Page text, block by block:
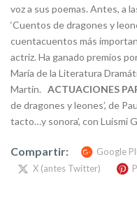
voz a sus poemas. Antes, a
‘Cuentos de dragones y
cuentacuentos más
actriz. Ha ganado premios
María de la Literatura
Martín. ACTUACIONES
de dragones y leones’, de
tacto…y sonora’, con Luismi
Compartir: Google
X (antes Twitter)